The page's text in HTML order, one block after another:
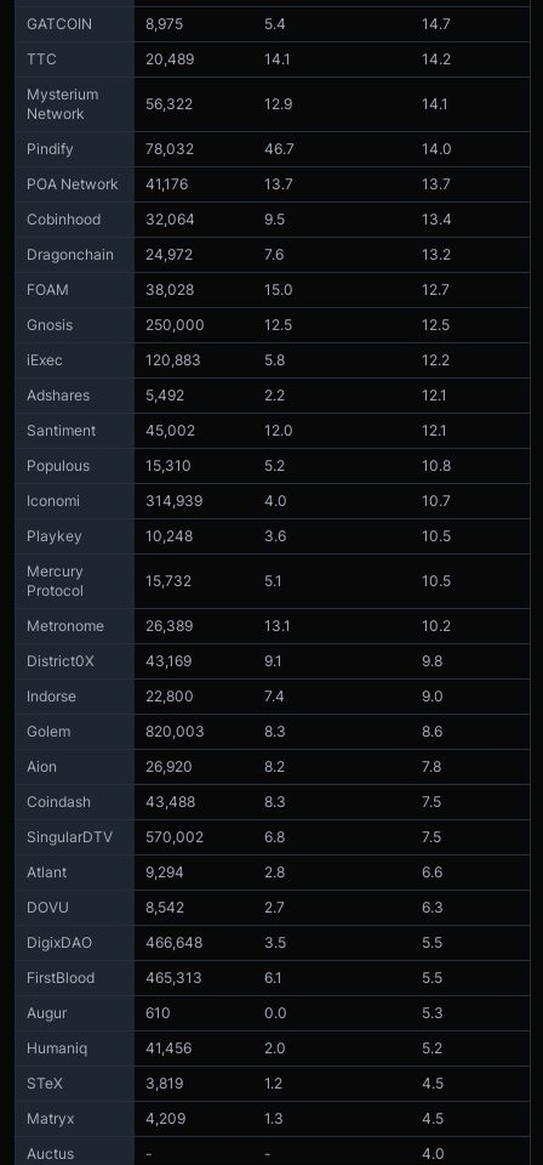
GATCOIN
8,975 5.4
14.7
TTC
20,489 14.1
14.2
Mysterium
Network
56,322 12.9 14.1
Pindify 78,032 46.7
14.0
POA Network
41,176 13.7
13.7
Cobinhood
32,064 9.5
13.4
Dragonchain
24,972 7.6
13.2
FOAM
38,028 15.0
12.7
Gnosis
250,000 12.5
12.5
iExec
120,883 5.8
12.2
Adshares
5,492 2.2
12.1
Santiment
45,002 12.0
12.1
Populous
15,310 5.2
10.8
Iconomi
314,939 4.0
10.7
Playkey
10,248 3.6
10.5
Mercury
Protocol
15,732 5.1 10.5
Metronome 26,389 13.1
10.2
District0X
43,169 9.1
9.8
Indorse
22,800 7.4
9.0
Golem
820,003 8.3
8.6
Aion
26,920 8.2
7.8
Coindash
43,488 8.3
7.5
SingularDTV
570,002 6.8
7.5
Atlant
9,294 2.8
6.6
DOVU
8,542 2.7
6.3
DigixDAO
466,648 3.5
5.5
FirstBlood
465,313 6.1
5.5
Augur
610 0.0
5.3
Humaniq
41,456 2.0
5.2
STeX
3,819 1.2
4.5
Matryx
4,209 1.3
4.5
Auctus
- -
4.0